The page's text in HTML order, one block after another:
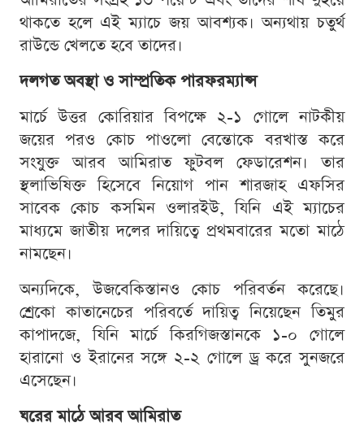
থাকতে হলে এই ম্যাচে জয় আবশ্যক। অন্যথায় চতুর্থ
রাউন্ডে খেলতে হবে তাদের।
দলগত অবস্থা ও সাম্প্রতিক পারফরম্যান্স
মার্চে উত্তর কোরিয়ার বিপক্ষে ২-১ গোলে নাটকীয়
জয়ের পরও কোচ পাওলো বেন্তোকে বরখাস্ত করে
সংযুক্ত আরব আমিরাত ফুটবল ফেডারেশন। তার
স্থলাভিষিক্ত হিসেবে নিয়োগ পান শারজাহ এফসির
সাবেক কোচ কসমিন ওলারইউ, যিনি এই ম্যাচের
মাধ্যমে জাতীয় দলের দায়িত্বে প্রথমবারের মতো মাঠে
নামছেন।
অন্যদিকে, উজবেকিস্তানও কোচ পরিবর্তন করেছে।
শ্রেকো কাতানেচের পরিবর্তে দায়িত্ব নিয়েছেন তিমুর
কাপাদজে, যিনি মার্চে কিরগিজস্তানকে ১-০ গোলে
হারানো ও ইরানের সঙ্গে ২-২ গোলে ড্র করে সুনজরে
এসেছেন।
ঘরের মাঠে আরব আমিরাত